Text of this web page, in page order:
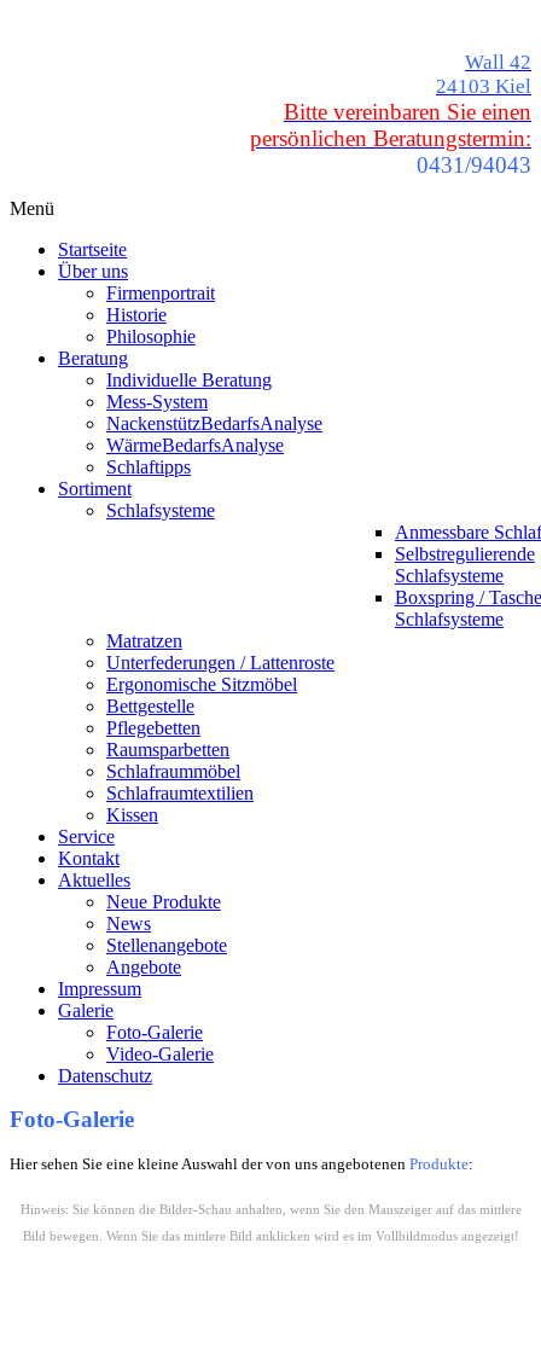
Wall 42
24103 Kiel
Bitte vereinbaren Sie einen
persönlichen Beratungstermin:
0431/94043
Menü
Startseite
Über uns
Firmenportrait
Historie
Philosophie
Beratung
Individuelle Beratung
Mess-System
NackenstützBedarfsAnalyse
WärmeBedarfsAnalyse
Schlaftipps
Sortiment
Schlafsysteme
Anmessbare
Selbstregulierende
Schlafsysteme
Boxspring /
Schlafsysteme
Matratzen
Unterfederungen / Lattenroste
Ergonomische Sitzmöbel
Bettgestelle
Pflegebetten
Raumsparbetten
Schlafraummöbel
Schlafraumtextilien
Kissen
Service
Kontakt
Aktuelles
Neue Produkte
News
Stellenangebote
Angebote
Impressum
Galerie
Foto-Galerie
Video-Galerie
Datenschutz
Foto-Galerie
Hier sehen Sie eine kleine Auswahl der von uns angebotenen Produkte:
Hinweis: Sie können die Bilder-Schau anhalten, wenn Sie den Mauszeiger auf das mittlere
Bild bewegen. Wenn Sie das mittlere Bild anklicken wird es im Vollbildmodus angezeigt!